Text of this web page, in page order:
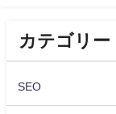
カテゴリー
SEO